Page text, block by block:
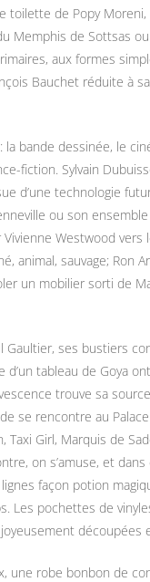
toilette de Popy Moreni,
Memphis de Sottsas ou
aux formes
Bauchet réduite à
bande dessinée, le
fiction. Sylvain
d’une technologie
ou son
Westwood
animal, sauvage; Ron
un mobilier sorti de
Gaultier, ses bustiers
tableau de Goya
trouve sa
se rencontre au
Taxi Girl, Marquis de
on s’amuse, et
façon potion
Les pochettes de
découpées
une robe bonbon de